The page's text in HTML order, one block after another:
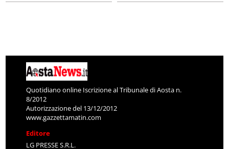
Quotidiano online Iscrizione al Tribunale di Aosta n.
8/2012
Autorizzazione del 13/12/2012
www.gazzettamatin.com
Editore
LG PRESSE S.R.L.